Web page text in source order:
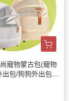
尚寵物蒙古包(寵物
包/狗狗外出包/Y